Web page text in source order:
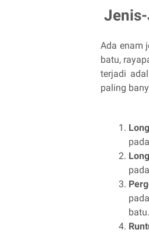
Ada enam
batu,
terjadi
paling
batu.